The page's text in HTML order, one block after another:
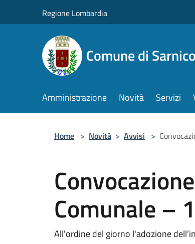
Regione Lombardia
Comune di Sarnico
Amministrazione Novità Servizi
Home > Novità > Avvisi >
Comunale –
All'ordine del giorno l'adozione